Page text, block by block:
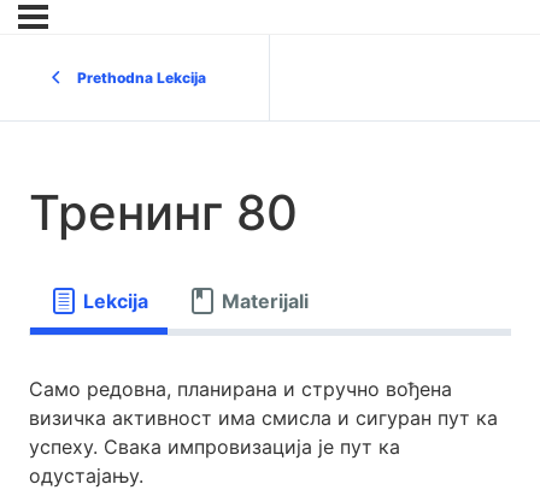
Prethodna Lekcija
Тренинг 80
Lekcija Materijali
Само редовна, планирана и стручно вођена
визичка активност има смисла и сигуран пут ка
успеху. Свака импровизација је пут ка
одустајању.